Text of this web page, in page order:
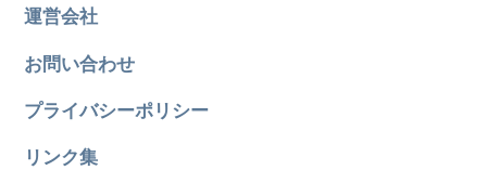
運営会社
お問い合わせ
プライバシーポリシー
リンク集